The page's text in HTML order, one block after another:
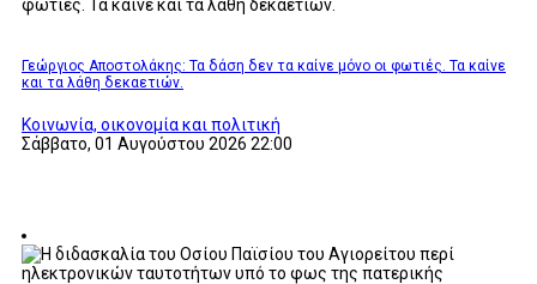
Γεώργιος Αποστολάκης: Τα δάση δεν τα καίνε μόνο οι φωτιές. Τα καίνε
και τα λάθη δεκαετιών.
Κοινωνία, οικονομία και πολιτική
Σάββατο, 01 Αυγούστου 2026 22:00